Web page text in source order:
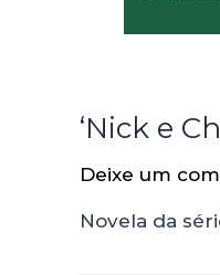
‘Nick e
Deixe um
Novela da